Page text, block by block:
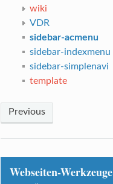
wiki
VDR
sidebar-acmenu
sidebar-indexmenu
sidebar-simplenavi
template
Previous
Webseiten-Werkzeuge